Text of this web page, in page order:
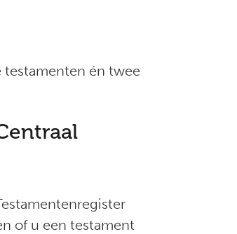
én twee
of u een testament